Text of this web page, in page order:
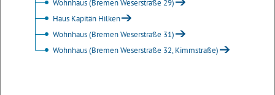
Wohnhaus (Bremen Weserstraße 29)
Haus Kapitän Hilken
Wohnhaus (Bremen Weserstraße 31)
Wohnhaus (Bremen Weserstraße 32, Kimmstraße)